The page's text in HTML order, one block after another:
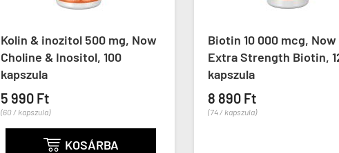
Kolin & inozitol 500 mg, Now
Choline & Inositol, 100
kapszula
5 990 Ft
(60 / kapszula)
 KOSÁRBA
Biotin 10 000 mcg, Now
Extra Strength Biotin,
kapszula
8 890 Ft
(74 / kapszula)